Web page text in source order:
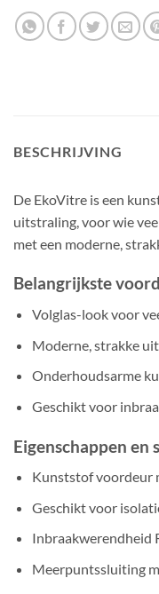
BESCHRIJVING
De EkoVitre is een
uitstraling, voor wie
met een moderne,
Belangrijkste
Volglas-look voor
Moderne, strakke
Onderhoudsarme
Geschikt voor
Eigenschappen en
Kunststof voordeur
Geschikt voor
Inbraakwerendheid
Meerpuntssluiting